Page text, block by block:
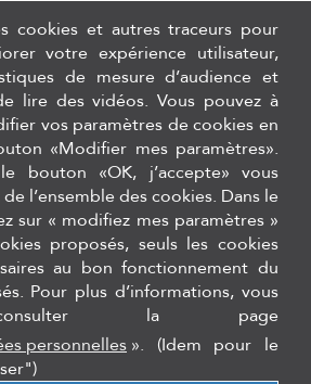
stérilisation, logiciel de gestion de stock
d'aviation - 69500, Bron
85 26
cookies et autres traceurs pour
votre expérience utilisateur,
de mesure d’audience et
lire des vidéos. Vous pouvez à
vos paramètres de cookies en
«Modifier mes paramètres».
bouton «OK, j’accepte» vous
l’ensemble des cookies. Dans le
sur « modifiez mes paramètres »
proposés, seuls les cookies
au bon fonctionnement du
Pour plus d’informations, vous
la page
personnelles ». (Idem pour le